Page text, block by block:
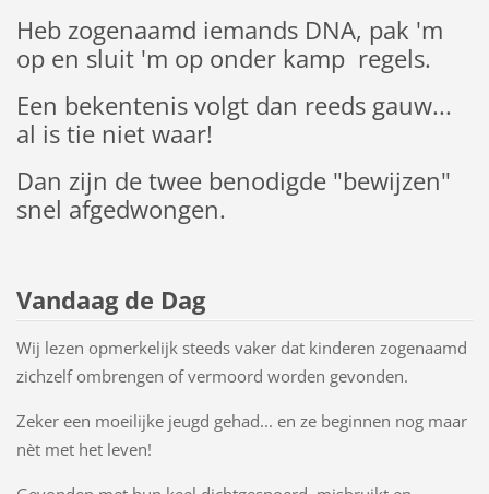
Heb zogenaamd iemands DNA, pak 'm
op en sluit 'm op onder kamp regels.
Een bekentenis volgt dan reeds gauw...
al is tie niet waar!
Dan zijn de twee benodigde "bewijzen"
snel afgedwongen.
Vandaag de Dag
Wij lezen opmerkelijk steeds vaker dat kinderen zogenaamd
zichzelf ombrengen of vermoord worden gevonden.
Zeker een moeilijke jeugd gehad... en ze beginnen nog maar
nèt met het leven!